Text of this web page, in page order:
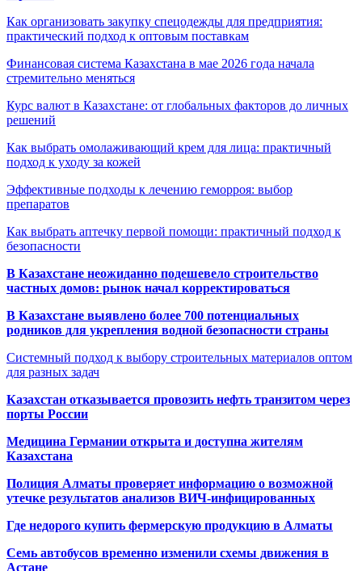
Как организовать закупку спецодежды для предприятия:
практический подход к оптовым поставкам
Финансовая система Казахстана в мае 2026 года начала
стремительно меняться
Курс валют в Казахстане: от глобальных факторов до личных
решений
Как выбрать омолаживающий крем для лица: практичный
подход к уходу за кожей
Эффективные подходы к лечению геморроя: выбор
препаратов
Как выбрать аптечку первой помощи: практичный подход к
безопасности
В Казахстане неожиданно подешевело строительство
частных домов: рынок начал корректироваться
В Казахстане выявлено более 700 потенциальных
родников для укрепления водной безопасности страны
Системный подход к выбору строительных материалов оптом
для разных задач
Казахстан отказывается провозить нефть транзитом через
порты России
Медицина Германии открыта и доступна жителям
Казахстана
Полиция Алматы проверяет информацию о возможной
утечке результатов анализов ВИЧ-инфицированных
Где недорого купить фермерскую продукцию в Алматы
Семь автобусов временно изменили схемы движения в
Астане